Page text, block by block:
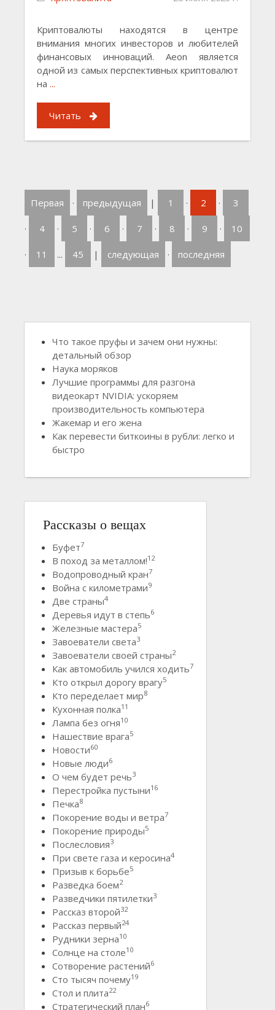
Криптовалюты находятся в центре
внимания многих инвесторов и любителей
финансовых инноваций. Aeon является
одной из самых перспективных криптовалют
на ...
Читать
Первая · предыдущая | 1 · 2 · 3
· 4 · 5 · 6 · 7 · 8 · 9 · 10
· 11 ... 45 | следующая · последняя
Что такое пруфы и зачем они нужны:
детальный обзор
Наука моряков
Лучшие программы для разгона
видеокарт NVIDIA: ускоряем
производительность компьютера
Жакемар и его жена
Как перевести биткоины в рубли: легко и
быстро
Рассказы о вещах
Буфет7
В поход за металлом!12
Водопроводный кран7
Война с километрами9
Две страны4
Деревья идут в степь6
Железные мастера5
Завоеватели света3
Завоеватели своей страны2
Как автомобиль учился ходить7
Кто открыл дорогу врагу5
Кто переделает мир8
Кухонная полка11
Лампа без огня10
Нашествие врага5
Новости60
Новые люди6
О чем будет речь3
Перестройка пустыни16
Печка8
Покорение воды и ветра7
Покорение природы5
Послесловия3
При свете газа и керосина4
Призыв к борьбе5
Разведка боем2
Разведчики пятилетки3
Рассказ второй32
Рассказ первый24
Рудники зерна10
Солнце на столе10
Сотворение растений6
Сто тысяч почему19
Стол и плита22
Стратегический план6